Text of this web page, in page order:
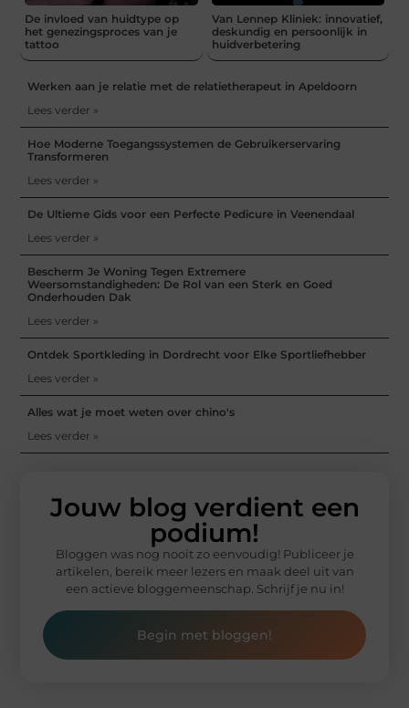
De invloed van huidtype op
het genezingsproces van je
tattoo
Van Lennep Kliniek: innovatief,
deskundig en persoonlijk in
huidverbetering
Werken aan je relatie met de relatietherapeut in Apeldoorn
Lees verder »
Hoe Moderne Toegangssystemen de Gebruikerservaring
Transformeren
Lees verder »
De Ultieme Gids voor een Perfecte Pedicure in Veenendaal
Lees verder »
Bescherm Je Woning Tegen Extremere
Weersomstandigheden: De Rol van een Sterk en Goed
Onderhouden Dak
Lees verder »
Ontdek Sportkleding in Dordrecht voor Elke Sportliefhebber
Lees verder »
Alles wat je moet weten over chino's
Lees verder »
Jouw blog verdient een
podium!
Bloggen was nog nooit zo eenvoudig! Publiceer je
artikelen, bereik meer lezers en maak deel uit van
een actieve bloggemeenschap. Schrijf je nu in!
Begin met bloggen!